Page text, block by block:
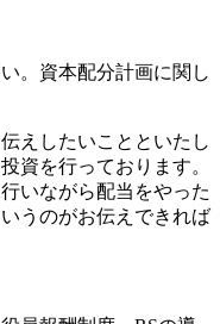
。資本配分計画に関し
えしたいことといたし
資を行っております。
いながら配当をやった
うのがお伝えできれば